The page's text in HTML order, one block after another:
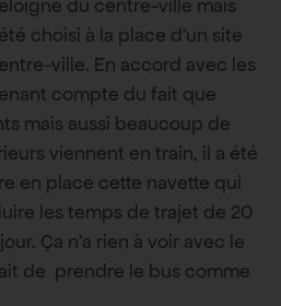
du centre-ville mais
choisi à la place d’un site
ville. En accord avec les
compte du fait que
mais aussi beaucoup de
viennent en train, il a été
en place cette navette qui
les temps de trajet de 20
Ça n’a rien à voir avec le
de prendre le bus comme